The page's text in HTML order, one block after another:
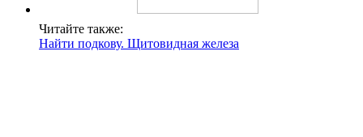
Читайте также:
Найти подкову. Щитовидная железа